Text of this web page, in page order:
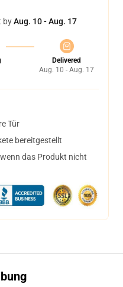
byAug. 10 - Aug. 17
Delivered
Aug. 10 - Aug. 17
Tür
bereitgestellt
das Produkt nicht